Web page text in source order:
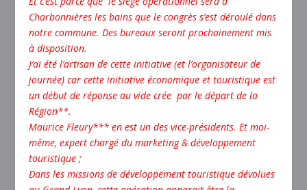
Charbonnières les bains que le congrès s’est déroulé dans
notre commune. Des bureaux seront prochainement mis
à disposition.
J’ai été l’artisan de cette initiative (et l’organisateur de
journée) car cette initiative économique et touristique est
un début de réponse au vide crée par le départ de la
Région**.
Maurice Fleury*** en est un des vice-présidents. Et moi-
même, expert chargé du marketing & développement
touristique ;
Dans les missions de développement touristique dévolues